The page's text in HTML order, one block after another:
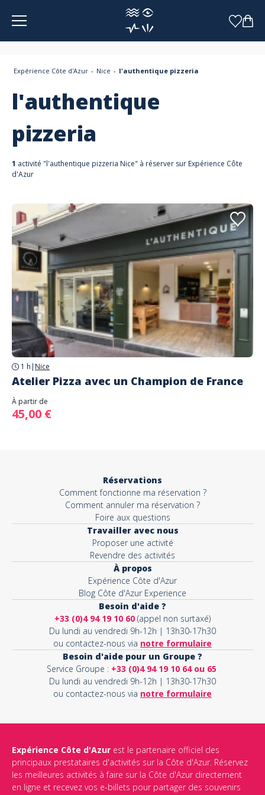
Panneau de gestion des cookies
Expérience Côte d'Azur Nice l'authentique pizzeria
l'authentique
pizzeria
1 activité "l'authentique pizzeria Nice" à réserver sur Expérience Côte
d'Azur
1 h | Nice
Atelier Pizza avec un Champion de France
À partir de
45,00 €
Réservations
Comment fonctionne ma réservation ?
Comment annuler ma réservation ?
Foire aux questions
Travailler avec nous
Proposer une activité
Revendre des activités
À propos
Expérience Côte d'Azur
Blog Côte d'Azur Experience
Besoin d'aide ?
+33 (0)4 94 19 10 60 (appel non surtaxé)
Du lundi au vendredi 9h-12h | 13h30-17h30
ou contactez-nous via notre formulaire
Besoin d'aide pour un Groupe ?
Service Groupe : +33 (0)4 94 19 10 64 ou 65
Du lundi au vendredi 9h-12h | 13h30-17h30
ou contactez-nous via notre formulaire
Expérience Côte d'Azur est le partenaire officiel des
principaux prestataires d'activités sur la Côte d'Azur. Réservez
les meilleures activités à faire sur la Côte d'Azur directement
en ligne et recevez vos e-billets pour partager des souvenirs